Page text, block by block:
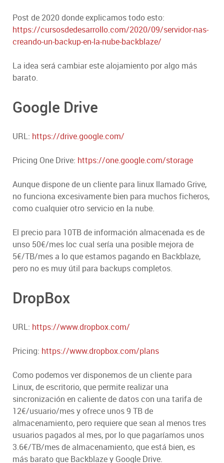
Post de 2020 donde explicamos todo esto:
https://cursosdedesarrollo.com/2020/09/servidor-nas-
creando-un-backup-en-la-nube-backblaze/
La idea será cambiar este alojamiento por algo más
barato.
Google Drive
URL: https://drive.google.com/
Pricing One Drive: https://one.google.com/storage
Aunque dispone de un cliente para linux llamado Grive,
no funciona excesivamente bien para muchos ficheros,
como cualquier otro servicio en la nube.
El precio para 10TB de información almacenada es de
unso 50€/mes loc cual sería una posible mejora de
5€/TB/mes a lo que estamos pagando en Backblaze,
pero no es muy útil para backups completos.
DropBox
URL: https://www.dropbox.com/
Pricing: https://www.dropbox.com/plans
Como podemos ver disponemos de un cliente para
Linux, de escritorio, que permite realizar una
sincronización en caliente de datos con una tarifa de
12€/usuario/mes y ofrece unos 9 TB de
almacenamiento, pero requiere que sean al menos tres
usuarios pagados al mes, por lo que pagaríamos unos
3.6€/TB/mes de almacenamiento, que está bien, es
más barato que Backblaze y Google Drive.